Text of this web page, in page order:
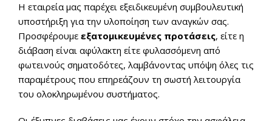
Η εταιρεία μας παρέχει εξειδικευμένη συμβουλευτική
υποστήριξη για την υλοποίηση των αναγκών σας.
Προσφέρουμε εξατομικευμένες προτάσεις, είτε η
διάβαση είναι αφύλακτη είτε φυλασσόμενη από
φωτεινούς σηματοδότες, λαμβάνοντας υπόψη όλες τις
παραμέτρους που επηρεάζουν τη σωστή λειτουργία
του ολοκληρωμένου συστήματος.